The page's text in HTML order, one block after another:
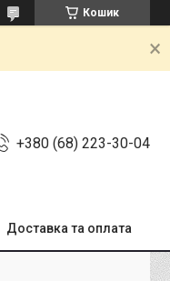
Кошик
+380 (68) 223-30-04
Доставка та оплата